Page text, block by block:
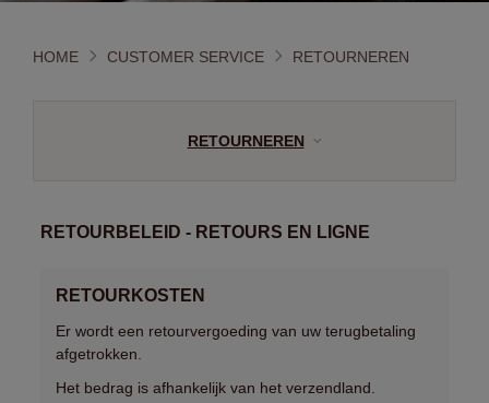
HOME CUSTOMER SERVICE RETOURNEREN
RETOURNEREN
RETOURBELEID - RETOURS EN LIGNE
RETOURKOSTEN
Er wordt een retourvergoeding van uw terugbetaling
afgetrokken.
Het bedrag is afhankelijk van het verzendland.